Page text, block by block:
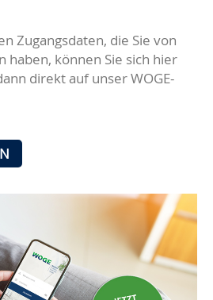
Zugangsdaten, die Sie von
haben, können Sie sich hier
direkt auf unser WOGE-